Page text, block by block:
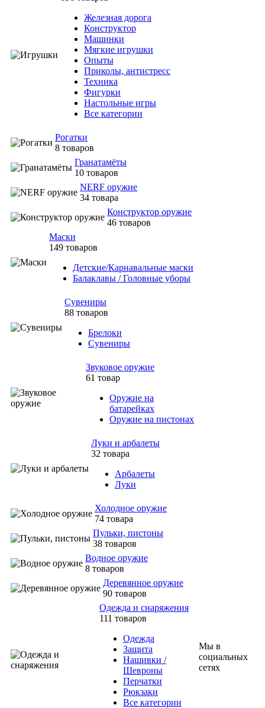
Железная дорога
Конструктор
Машинки
Мягкие игрушки
Опыты
Приколы, антистресс
Техника
Фигурки
Настольные игры
Все категории
Рогатки
8 товаров
Гранатамёты
10 товаров
NERF оружие
34 товара
Конструктор оружие
46 товаров
Маски
149 товаров
Детские/Карнавальные маски
Балаклавы / Головные уборы
Сувениры
88 товаров
Брелоки
Сувениры
Звуковое оружие
61 товар
Оружие на
батарейках
Оружие на пистонах
Луки и арбалеты
32 товара
Арбалеты
Луки
Холодное оружие
74 товара
Пульки, пистоны
38 товаров
Водное оружие
8 товаров
Деревянное оружие
90 товаров
Одежда и снаряжения
111 товаров
Одежда
Защита
Нашивки /
Шевроны
Перчатки
Рюкзаки
Все категории
Мы в
социальных
сетях